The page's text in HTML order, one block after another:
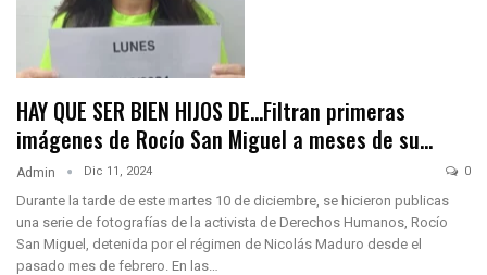
HAY QUE SER BIEN HIJOS DE…Filtran primeras
imágenes de Rocío San Miguel a meses de su…
Admin Dic 11, 2024 0
Durante la tarde de este martes 10 de diciembre, se hicieron publicas
una serie de fotografías de la activista de Derechos Humanos, Rocío
San Miguel, detenida por el régimen de Nicolás Maduro desde el
pasado mes de febrero. En las…